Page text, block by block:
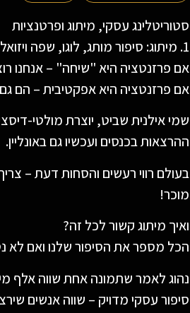
סטוריטלינג עסקי, מיתוג ופרטנציות
1. מיתוג: סיפור מותג, לוגו, שפה ויזואלית 2. מצגת משקיעים / מצגת עסקית 3.בניית הרצאה כמשפך שיווקי
אם פרזנטציה היא "שיחה" – אנחנו
אם פרזנטציה היא אפקטיבית – הם גם
ההרצאות בכנסים ועכשיו גם באונליין.
בעולם רווי רעשים והסחות דעת –
מוכר!
ואיך מיתוג קשור לכל זה?
הכל מספר את הסיפור שלנו ואם לא
נהוג לאמר שתמונה אחת שווה אלף
סיפור עסקי מדויק – שווה אנשים